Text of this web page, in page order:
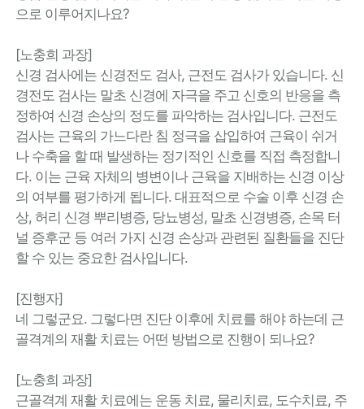
으로 이루어지나요?
[노충희 과장]
신경 검사에는 신경전도 검사, 근전도 검사가 있습니다. 신
경전도 검사는 말초 신경에 자극을 주고 신호의 반응을 측
정하여 신경 손상의 정도를 파악하는 검사입니다. 근전도
검사는 근육의 가느다란 침 정극을 삽입하여 근육이 쉬거
나 수축을 할 때 발생하는 정기적인 신호를 직접 측정합니
다. 이는 근육 자체의 병변이나 근육을 지배하는 신경 이상
의 여부를 평가하게 됩니다. 대표적으로 수술 이후 신경 손
상, 허리 신경 뿌리병증, 당뇨병성, 말초 신경병증, 손목 터
널 증후군 등 여러 가지 신경 손상과 관련된 질환들을 진단
할 수 있는 중요한 검사입니다.
[진행자]
네 그렇군요. 그렇다면 진단 이후에 치료를 해야 하는데 근
골격계의 재활 치료는 어떤 방법으로 진행이 되나요?
[노충희 과장]
근골격계 재활 치료에는 운동 치료, 물리치료, 도수치료, 주